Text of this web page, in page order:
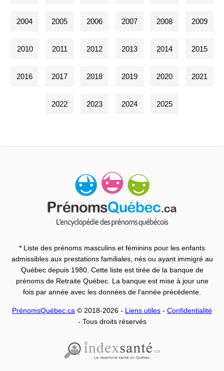
2004 2005 2006 2007 2008 2009
2010 2011 2012 2013 2014 2015
2016 2017 2018 2019 2020 2021
2022 2023 2024 2025
* Liste des prénoms masculins et féminins pour les enfants
admissibles aux prestations familiales, nés ou ayant immigré au
Québec depuis 1980. Cette liste est tirée de la banque de
prénoms de Retraite Québec. La banque est mise à jour une
fois par année avec les données de l'année précédente.
PrénomsQuébec.ca © 2018-2026 - Liens utiles - Confidentialité
- Tous droits réservés